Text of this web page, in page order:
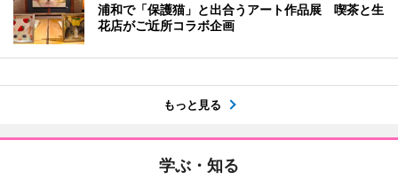
浦和で「保護猫」と出合うアート作品展 喫茶と生
花店がご近所コラボ企画
もっと見る
学ぶ・知る